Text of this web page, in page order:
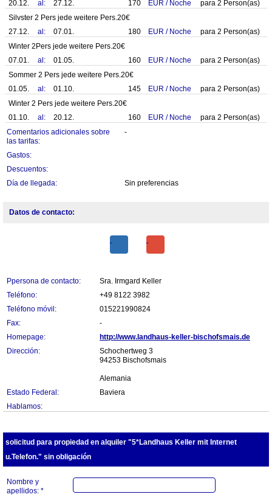
20.12.
al: 27.12. 170 EUR / Noche para 2 Person(as)
Silvster 2 Pers jede weitere Pers.20€
27.12.
al: 07.01. 180 EUR / Noche para 2 Person(as)
Winter 2Pers jede weitere Pers.20€
07.01.
al: 01.05. 160 EUR / Noche para 2 Person(as)
Sommer 2 Pers jede weitere Pers.20€
01.05.
al: 01.10. 145 EUR / Noche para 2 Person(as)
Winter 2 Pers jede weitere Pers.20€
01.10.
al: 20.12. 160 EUR / Noche para 2 Person(as)
Comentarios adicionales sobre
las tarifas:
-
Gastos:
Descuentos:
Día de llegada:
Sin preferencias
Datos de contacto:
Ppersona de contacto:
Sra. Irmgard Keller
Teléfono:
+49 8122 3982
Teléfono móvil:
015221990824
Fax:
-
Homepage:
http://www.landhaus-keller-bischofsmais.de
Dirección:
Schochertweg 3
94253 Bischofsmais
Alemania
Estado Federal:
Baviera
Hablamos:
solicitud para propiedad en alquiler "5*Landhaus Keller mit Internet
u.Telefon." sin obligación
Nombre y
apellidos: *